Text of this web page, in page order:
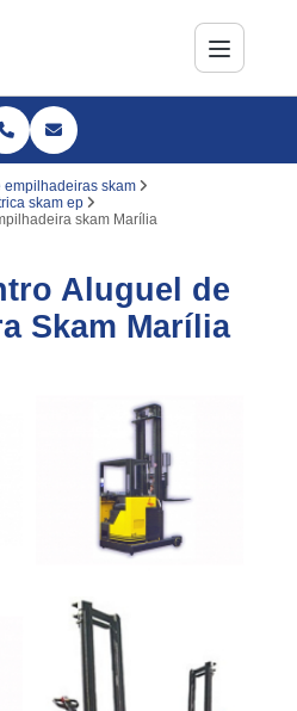
skam
skam ep
skam Marília
Aluguel de
Skam Marília